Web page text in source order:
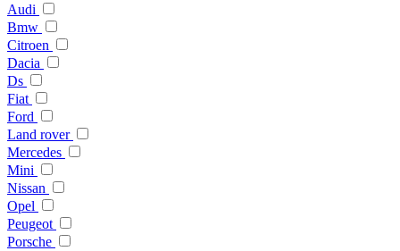
Audi
Bmw
Citroen
Dacia
Ds
Fiat
Ford
Land rover
Mercedes
Mini
Nissan
Opel
Peugeot
Porsche